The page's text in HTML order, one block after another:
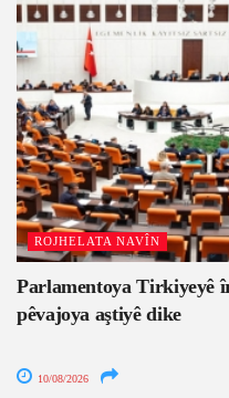
ROJHELATA NAVÎN
Parlamentoya Tirkiyeyê
pêvajoya aştiyê dike
10/08/2026